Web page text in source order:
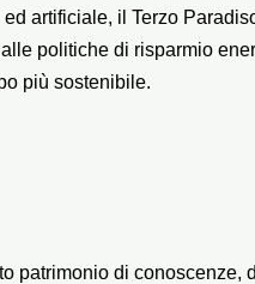
artificiale, il Terzo
politiche di risparmio
più sostenibile.
patrimonio di conoscenze,